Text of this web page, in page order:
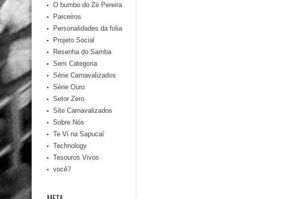
O bumbo do Zé Pereira
Parceiros
Personalidades da folia
Projeto Social
Resenha do Samba
Sem Categoria
Série Carnavalizados
Série Ouro
Setor Zero
Site Carnavalizados
Sobre Nós
Te Vi na Sapucaí
Technology
Tesouros Vivos
você?